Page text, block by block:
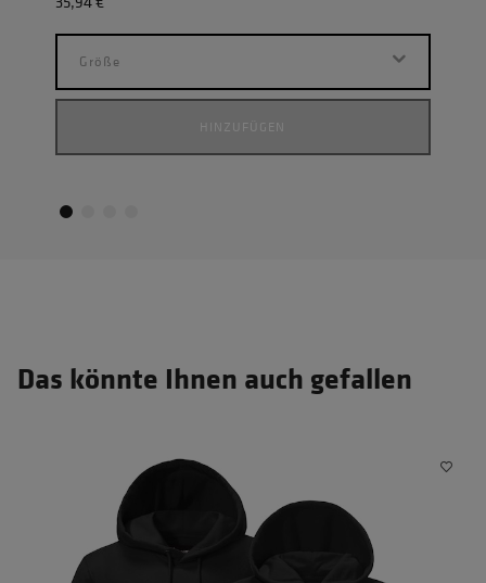
Größe
HINZUFÜGEN
Das könnte Ihnen auch gefallen